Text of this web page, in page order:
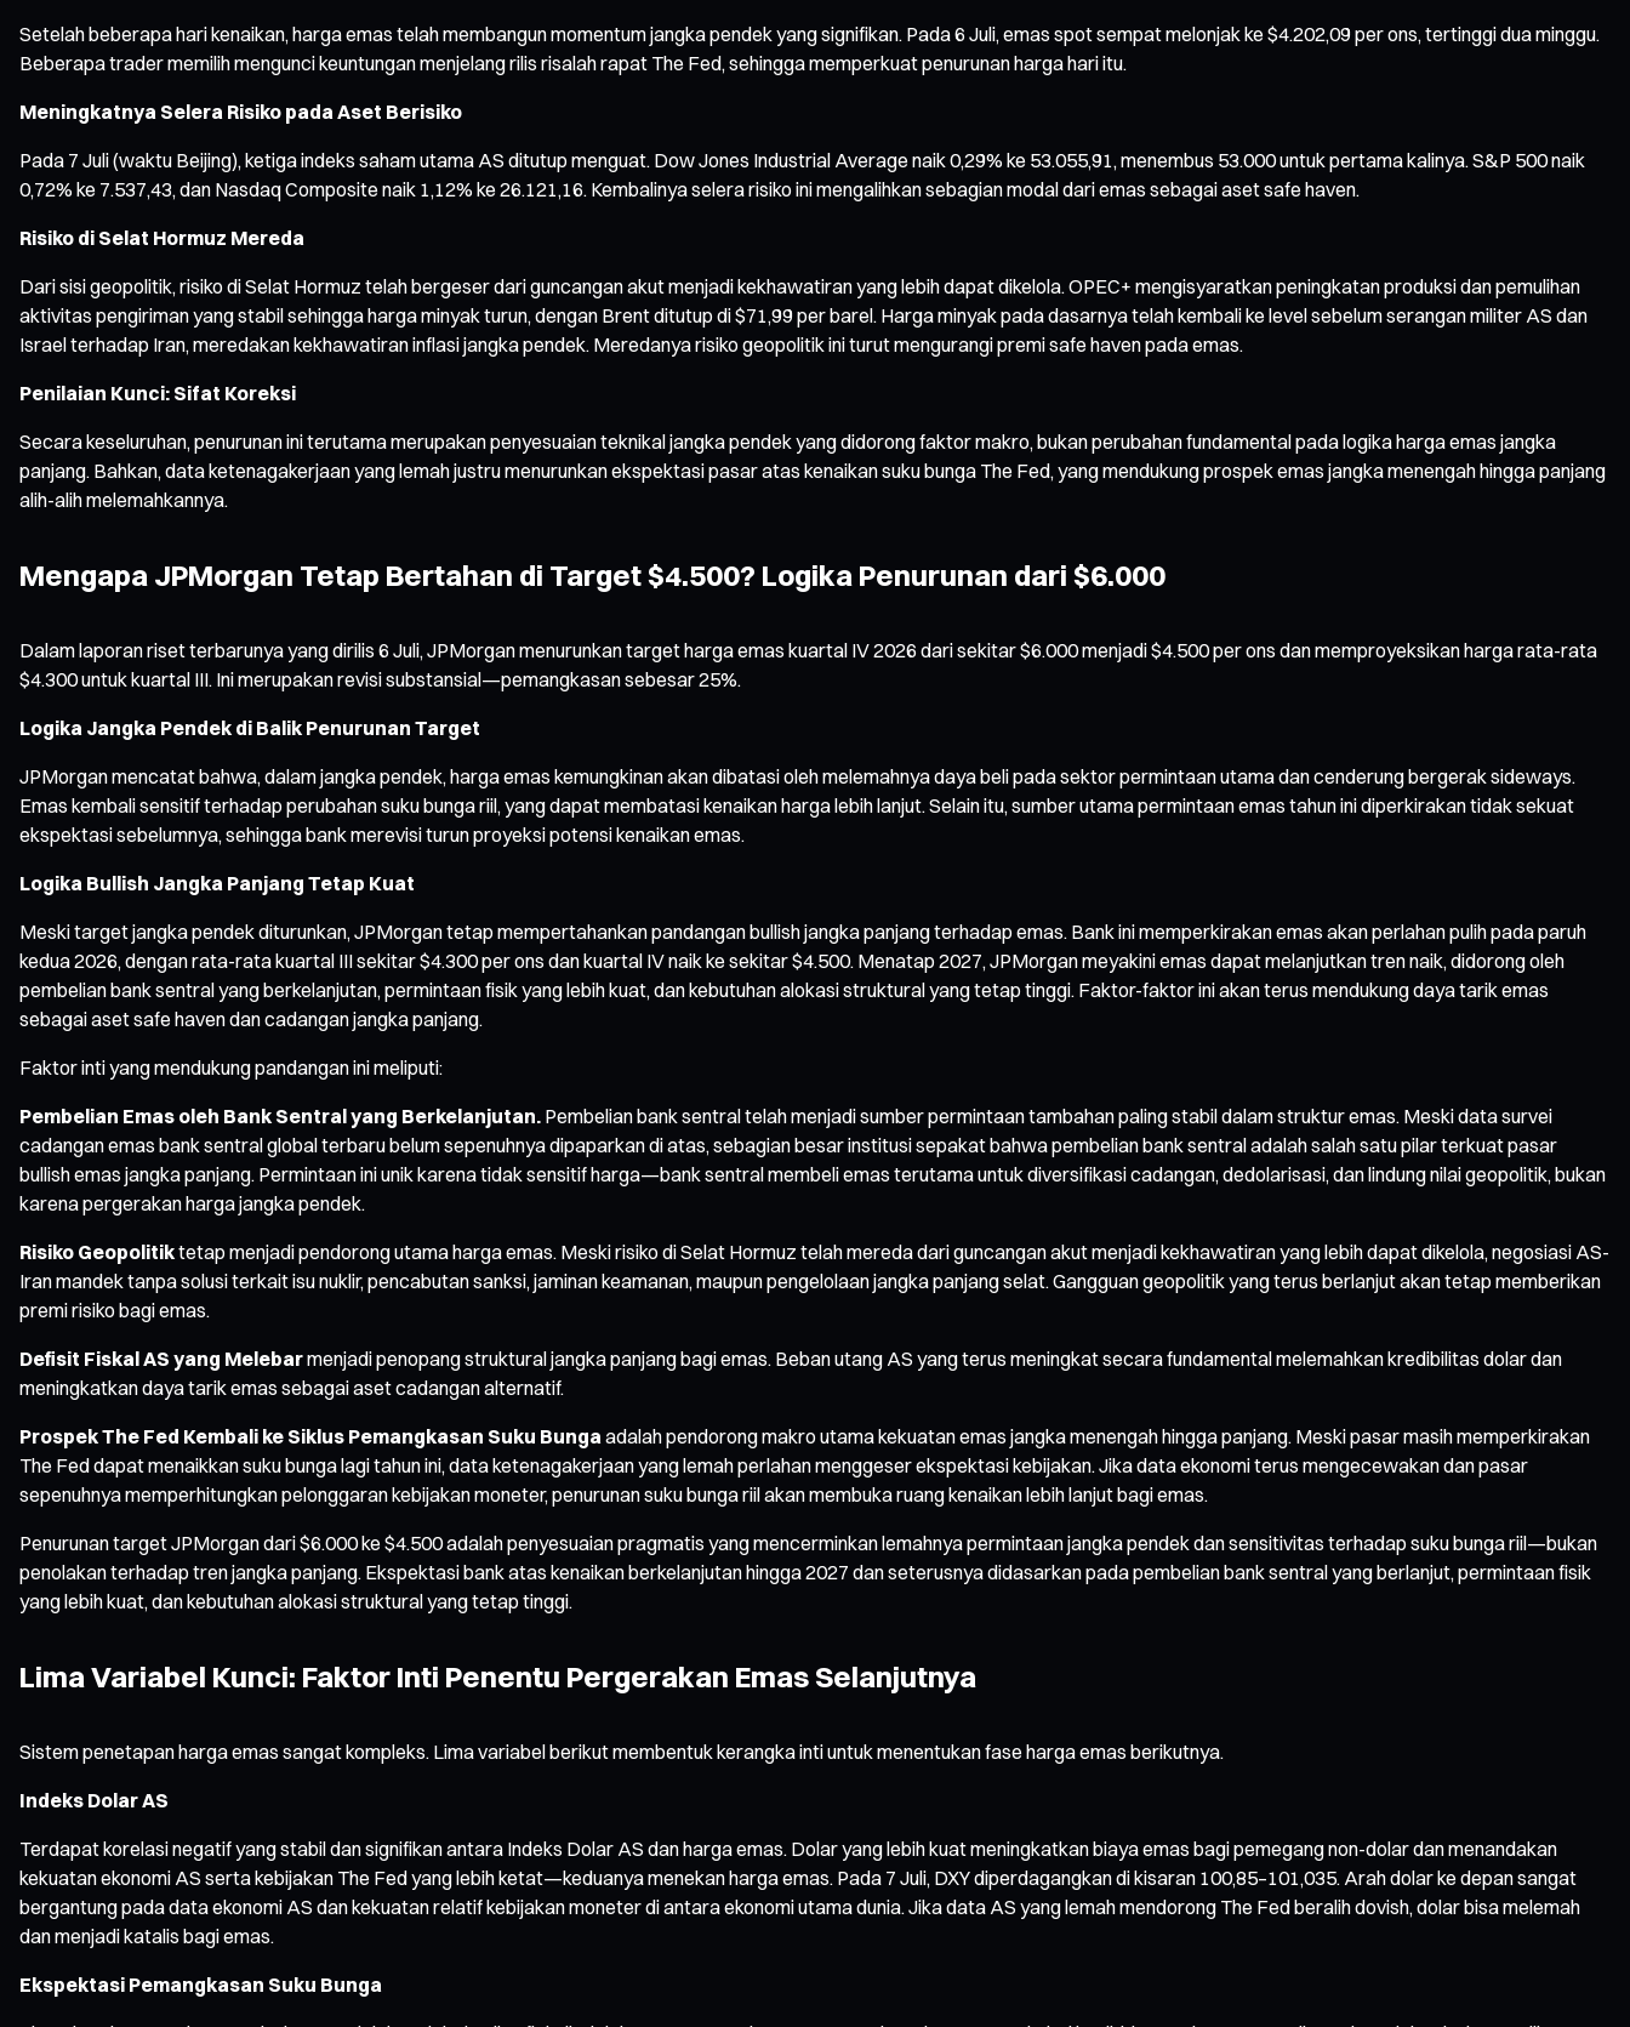
Setelah beberapa hari kenaikan, harga emas telah membangun momentum jangka pendek yang signifikan. Pada 6 Juli, emas spot sempat melonjak ke $4.202,09 per ons, tertinggi dua minggu.
Beberapa trader memilih mengunci keuntungan menjelang rilis risalah rapat The Fed, sehingga memperkuat penurunan harga hari itu.
Meningkatnya Selera Risiko pada Aset Berisiko
Pada 7 Juli (waktu Beijing), ketiga indeks saham utama AS ditutup menguat. Dow Jones Industrial Average naik 0,29% ke 53.055,91, menembus 53.000 untuk pertama kalinya. S&P 500 naik
0,72% ke 7.537,43, dan Nasdaq Composite naik 1,12% ke 26.121,16. Kembalinya selera risiko ini mengalihkan sebagian modal dari emas sebagai aset safe haven.
Risiko di Selat Hormuz Mereda
Dari sisi geopolitik, risiko di Selat Hormuz telah bergeser dari guncangan akut menjadi kekhawatiran yang lebih dapat dikelola. OPEC+ mengisyaratkan peningkatan produksi dan pemulihan
aktivitas pengiriman yang stabil sehingga harga minyak turun, dengan Brent ditutup di $71,99 per barel. Harga minyak pada dasarnya telah kembali ke level sebelum serangan militer AS dan
Israel terhadap Iran, meredakan kekhawatiran inflasi jangka pendek. Meredanya risiko geopolitik ini turut mengurangi premi safe haven pada emas.
Penilaian Kunci: Sifat Koreksi
Secara keseluruhan, penurunan ini terutama merupakan penyesuaian teknikal jangka pendek yang didorong faktor makro, bukan perubahan fundamental pada logika harga emas jangka
panjang. Bahkan, data ketenagakerjaan yang lemah justru menurunkan ekspektasi pasar atas kenaikan suku bunga The Fed, yang mendukung prospek emas jangka menengah hingga panjang
alih-alih melemahkannya.
Mengapa JPMorgan Tetap Bertahan di Target $4.500? Logika Penurunan dari $6.000
Dalam laporan riset terbarunya yang dirilis 6 Juli, JPMorgan menurunkan target harga emas kuartal IV 2026 dari sekitar $6.000 menjadi $4.500 per ons dan memproyeksikan harga rata-rata
$4.300 untuk kuartal III. Ini merupakan revisi substansial—pemangkasan sebesar 25%.
Logika Jangka Pendek di Balik Penurunan Target
JPMorgan mencatat bahwa, dalam jangka pendek, harga emas kemungkinan akan dibatasi oleh melemahnya daya beli pada sektor permintaan utama dan cenderung bergerak sideways.
Emas kembali sensitif terhadap perubahan suku bunga riil, yang dapat membatasi kenaikan harga lebih lanjut. Selain itu, sumber utama permintaan emas tahun ini diperkirakan tidak sekuat
ekspektasi sebelumnya, sehingga bank merevisi turun proyeksi potensi kenaikan emas.
Logika Bullish Jangka Panjang Tetap Kuat
Meski target jangka pendek diturunkan, JPMorgan tetap mempertahankan pandangan bullish jangka panjang terhadap emas. Bank ini memperkirakan emas akan perlahan pulih pada paruh
kedua 2026, dengan rata-rata kuartal III sekitar $4.300 per ons dan kuartal IV naik ke sekitar $4.500. Menatap 2027, JPMorgan meyakini emas dapat melanjutkan tren naik, didorong oleh
pembelian bank sentral yang berkelanjutan, permintaan fisik yang lebih kuat, dan kebutuhan alokasi struktural yang tetap tinggi. Faktor-faktor ini akan terus mendukung daya tarik emas
sebagai aset safe haven dan cadangan jangka panjang.
Faktor inti yang mendukung pandangan ini meliputi:
Pembelian Emas oleh Bank Sentral yang Berkelanjutan. Pembelian bank sentral telah menjadi sumber permintaan tambahan paling stabil dalam struktur emas. Meski data survei
cadangan emas bank sentral global terbaru belum sepenuhnya dipaparkan di atas, sebagian besar institusi sepakat bahwa pembelian bank sentral adalah salah satu pilar terkuat pasar
bullish emas jangka panjang. Permintaan ini unik karena tidak sensitif harga—bank sentral membeli emas terutama untuk diversifikasi cadangan, dedolarisasi, dan lindung nilai geopolitik, bukan
karena pergerakan harga jangka pendek.
Risiko Geopolitiktetap menjadi pendorong utama harga emas. Meski risiko di Selat Hormuz telah mereda dari guncangan akut menjadi kekhawatiran yang lebih dapat dikelola, negosiasi AS-
Iran mandek tanpa solusi terkait isu nuklir, pencabutan sanksi, jaminan keamanan, maupun pengelolaan jangka panjang selat. Gangguan geopolitik yang terus berlanjut akan tetap memberikan
premi risiko bagi emas.
Defisit Fiskal AS yang Melebarmenjadi penopang struktural jangka panjang bagi emas. Beban utang AS yang terus meningkat secara fundamental melemahkan kredibilitas dolar dan
meningkatkan daya tarik emas sebagai aset cadangan alternatif.
Prospek The Fed Kembali ke Siklus Pemangkasan Suku Bunga adalah pendorong makro utama kekuatan emas jangka menengah hingga panjang. Meski pasar masih memperkirakan
The Fed dapat menaikkan suku bunga lagi tahun ini, data ketenagakerjaan yang lemah perlahan menggeser ekspektasi kebijakan. Jika data ekonomi terus mengecewakan dan pasar
sepenuhnya memperhitungkan pelonggaran kebijakan moneter, penurunan suku bunga riil akan membuka ruang kenaikan lebih lanjut bagi emas.
Penurunan target JPMorgan dari $6.000 ke $4.500 adalah penyesuaian pragmatis yang mencerminkan lemahnya permintaan jangka pendek dan sensitivitas terhadap suku bunga riil—bukan
penolakan terhadap tren jangka panjang. Ekspektasi bank atas kenaikan berkelanjutan hingga 2027 dan seterusnya didasarkan pada pembelian bank sentral yang berlanjut, permintaan fisik
yang lebih kuat, dan kebutuhan alokasi struktural yang tetap tinggi.
Lima Variabel Kunci: Faktor Inti Penentu Pergerakan Emas Selanjutnya
Sistem penetapan harga emas sangat kompleks. Lima variabel berikut membentuk kerangka inti untuk menentukan fase harga emas berikutnya.
Indeks Dolar AS
Terdapat korelasi negatif yang stabil dan signifikan antara Indeks Dolar AS dan harga emas. Dolar yang lebih kuat meningkatkan biaya emas bagi pemegang non-dolar dan menandakan
kekuatan ekonomi AS serta kebijakan The Fed yang lebih ketat—keduanya menekan harga emas. Pada 7 Juli, DXY diperdagangkan di kisaran 100,85–101,035. Arah dolar ke depan sangat
bergantung pada data ekonomi AS dan kekuatan relatif kebijakan moneter di antara ekonomi utama dunia. Jika data AS yang lemah mendorong The Fed beralih dovish, dolar bisa melemah
dan menjadi katalis bagi emas.
Ekspektasi Pemangkasan Suku Bunga